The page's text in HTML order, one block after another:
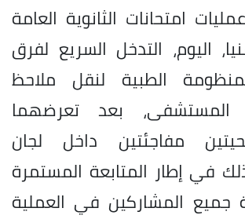
امتحانات الثانوية العامة
اليوم، التدخل السريع لفرق
الطبية لنقل ملاحظ
المستشفى، بعد تعرضهما
مفاجئتين داخل لجان
في إطار المتابعة المستمرة
جميع المشاركين في العملية